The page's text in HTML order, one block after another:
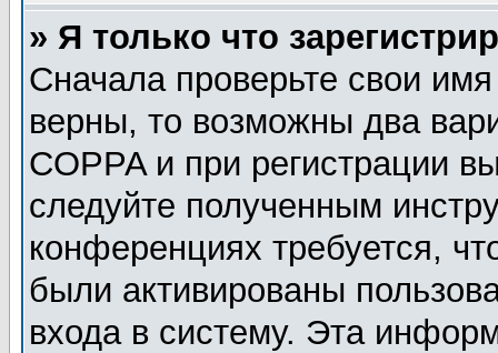
» Я только что
Сначала проверьте свои
верны, то возможны два
COPPA и при регистрации
следуйте полученным
конференциях требуется,
были активированы
входа в систему. Эта